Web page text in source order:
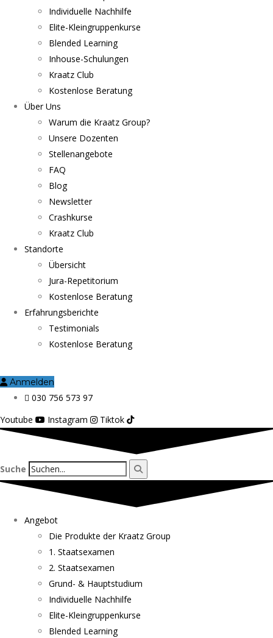
Individuelle Nachhilfe
Elite-Kleingruppenkurse
Blended Learning
Inhouse-Schulungen
Kraatz Club
Kostenlose Beratung
Über Uns
Warum die Kraatz Group?
Unsere Dozenten
Stellenangebote
FAQ
Blog
Newsletter
Crashkurse
Kraatz Club
Standorte
Übersicht
Jura-Repetitorium
Kostenlose Beratung
Erfahrungsberichte
Testimonials
Kostenlose Beratung
Anmelden
030 756 573 97
Youtube
Instagram Tiktok
Suche
Angebot
Die Produkte der Kraatz Group
1. Staatsexamen
2. Staatsexamen
Grund- & Hauptstudium
Individuelle Nachhilfe
Elite-Kleingruppenkurse
Blended Learning